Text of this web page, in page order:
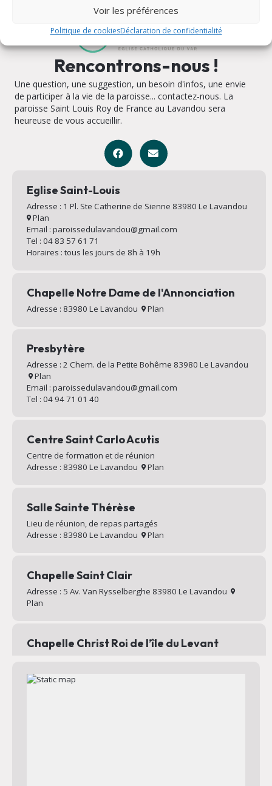
Voir les préférences
Politique de cookiesDéclaration de confidentialité
Rencontrons-nous !
Une question, une suggestion, un besoin d'infos, une envie
de participer à la vie de la paroisse... contactez-nous. La
paroisse Saint Louis Roy de France au Lavandou sera
heureuse de vous accueillir.
Eglise Saint-Louis
Adresse : 1 Pl. Ste Catherine de Sienne 83980 Le Lavandou
Plan
Email : paroissedulavandou@gmail.com
Tel : 04 83 57 61 71
Horaires : tous les jours de 8h à 19h
Chapelle Notre Dame de l'Annonciation
Adresse : 83980 Le Lavandou Plan
Presbytère
Adresse : 2 Chem. de la Petite Bohême 83980 Le Lavandou
Plan
Email : paroissedulavandou@gmail.com
Tel : 04 94 71 01 40
Centre Saint Carlo Acutis
Centre de formation et de réunion
Adresse : 83980 Le Lavandou
Plan
Salle Sainte Thérèse
Lieu de réunion, de repas partagés
Adresse : 83980 Le Lavandou
Plan
Chapelle Saint Clair
Adresse : 5 Av. Van Rysselberghe 83980 Le Lavandou
Plan
Chapelle Christ Roi de l’île du Levant